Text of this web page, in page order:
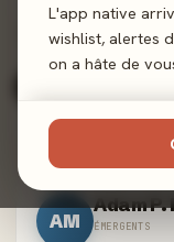
L'app native
wishlist, alertes
on a hâte de
TRIER : Meilleur score
Émergents
AM
Adam
ÉMERGENTS